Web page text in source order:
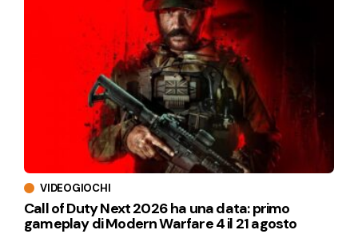
VIDEOGIOCHI
Call of Duty Next 2026 ha una data: primo
gameplay di Modern Warfare 4 il 21 agosto